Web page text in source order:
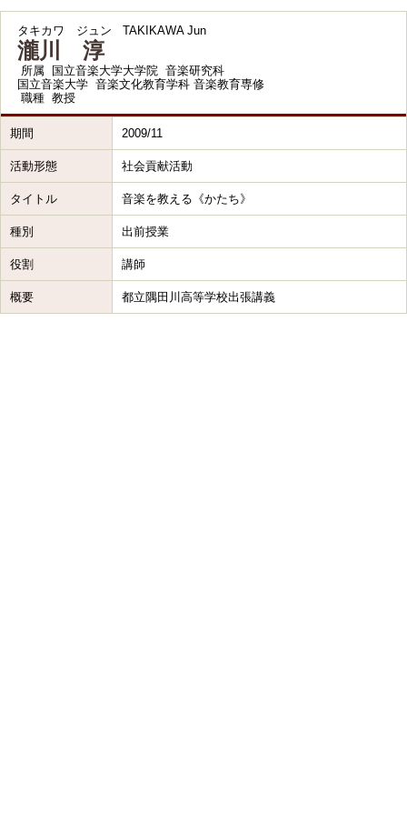
タキカワ ジュン TAKIKAWA Jun
瀧川 淳
所属
国立音楽大学大学院 音楽研究科
国立音楽大学 音楽文化教育学科 音楽教育専修
職種 教授
期間 2009/11
活動形態 社会貢献活動
タイトル 音楽を教える《かたち》
種別 出前授業
役割 講師
概要 都立隅田川高等学校出張講義